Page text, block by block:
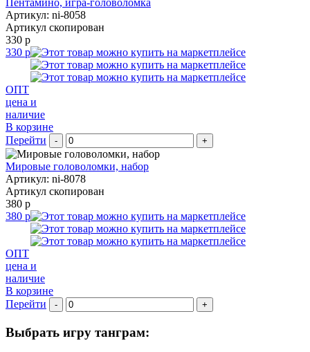
Пентамино, игра-головоломка
Артикул: ni-8058
Артикул скопирован
330 р
330 р
ОПТ
цена и
наличие
В корзине
Перейти
- +
Мировые головоломки, набор
Артикул: ni-8078
Артикул скопирован
380 р
380 р
ОПТ
цена и
наличие
В корзине
Перейти
- +
Выбрать игру танграм: